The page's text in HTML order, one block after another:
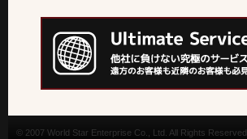
© 2007 World Star Enterprise Co., Ltd. All Rights Reserved